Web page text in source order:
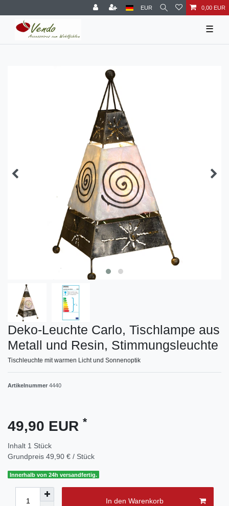
EUR 0,00 EUR
☰
Deko-Leuchte Carlo, Tischlampe aus
Metall und Resin, Stimmungsleuchte
Tischleuchte mit warmen Licht und Sonnenoptik
Artikelnummer 4440
49,90 EUR *
Inhalt 1 Stück
Grundpreis 49,90 € / Stück
Innerhalb von 24h versandfertig.
In den Warenkorb